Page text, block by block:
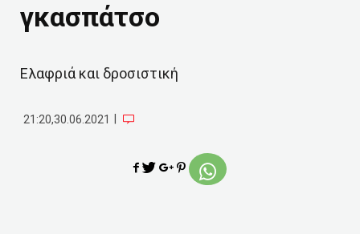
γκασπάτσο
Ελαφριά και δροσιστική
21:20,30.06.2021